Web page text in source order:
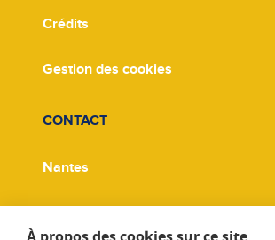
Crédits
Gestion des cookies
CONTACT
Nantes
Paris